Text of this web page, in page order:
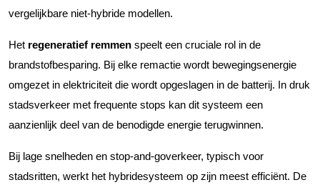
vergelijkbare niet-hybride modellen.
Het regeneratief remmen speelt een cruciale rol in de
brandstofbesparing. Bij elke remactie wordt bewegingsenergie
omgezet in elektriciteit die wordt opgeslagen in de batterij. In druk
stadsverkeer met frequente stops kan dit systeem een
aanzienlijk deel van de benodigde energie terugwinnen.
Bij lage snelheden en stop-and-goverkeer, typisch voor
stadsritten, werkt het hybridesysteem op zijn meest efficiënt. De